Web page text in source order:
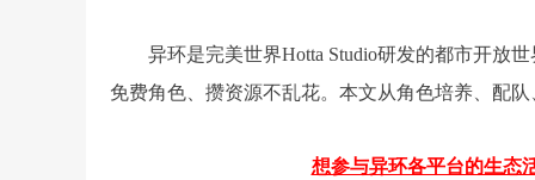
异环是完美世界Hotta Studio研发的都市开放
免费角色、攒资源不乱花。本文从角色培养、配
想参与异环各平台的生态